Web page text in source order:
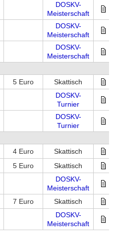
DOSKV-
Meisterschaft
DOSKV-
Meisterschaft
DOSKV-
Meisterschaft
5 Euro Skattisch
DOSKV-
Turnier
DOSKV-
Turnier
4 Euro
Skattisch
5 Euro Skattisch
DOSKV-
Meisterschaft
7 Euro Skattisch
DOSKV-
Meisterschaft